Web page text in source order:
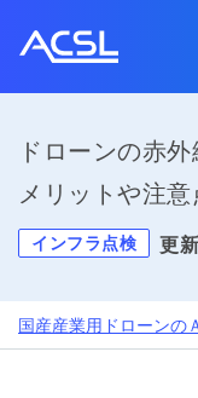
ドローンの赤
メリットや注
インフラ点検 更
国産産業用ドローンの